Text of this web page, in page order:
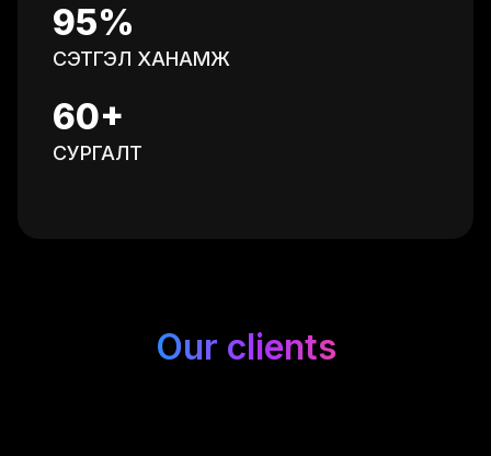
95%
СЭТГЭЛ ХАНАМЖ
60+
СУРГАЛТ
Our clients